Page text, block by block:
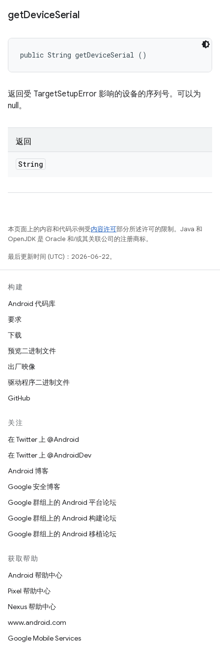
getDeviceSerial
public String getDeviceSerial ()
返回受 TargetSetupError 影响的设备的序列号。可以为
null。
返回
String
本页面上的内容和代码示例受内容许可部分所述许可的限制。Java 和
OpenJDK 是 Oracle 和/或其关联公司的注册商标。
最后更新时间 (UTC)：2026-06-22。
构建
Android 代码库
要求
下载
预览二进制文件
出厂映像
驱动程序二进制文件
GitHub
关注
在 Twitter 上 @Android
在 Twitter 上 @AndroidDev
Android 博客
Google 安全博客
Google 群组上的 Android 平台论坛
Google 群组上的 Android 构建论坛
Google 群组上的 Android 移植论坛
获取帮助
Android 帮助中心
Pixel 帮助中心
Nexus 帮助中心
www.android.com
Google Mobile Services